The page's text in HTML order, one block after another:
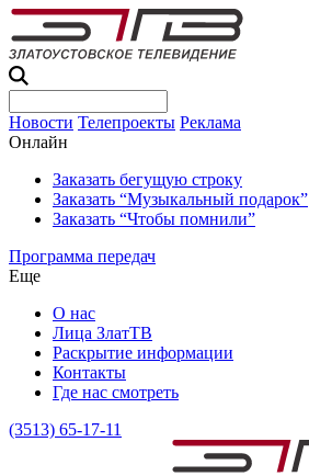
Новости Телепроекты Реклама
Онлайн
Заказать бегущую строку
Заказать “Музыкальный подарок”
Заказать “Чтобы помнили”
Программа передач
Еще
О нас
Лица ЗлатТВ
Раскрытие информации
Контакты
Где нас смотреть
(3513) 65-17-11